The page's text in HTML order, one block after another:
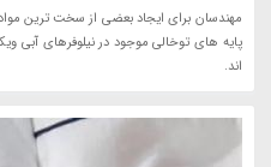
مهندسان برای ایجاد بعضی از سخت ترین
پایه های توخالی موجود در نیلوفرهای آبی
اند.